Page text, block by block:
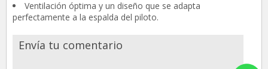
Ventilación óptima y un diseño que se adapta
perfectamente a la espalda del piloto.
Envía tu comentario